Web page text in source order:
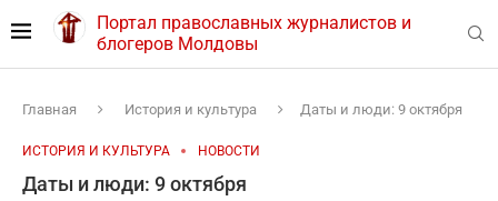
Портал православных журналистов и
блогеров Молдовы
Главная История и культура Даты и люди: 9 октября
ИСТОРИЯ И КУЛЬТУРА НОВОСТИ
Даты и люди: 9 октября